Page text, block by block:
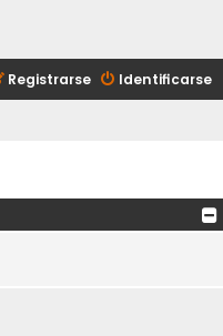
Identificarse
Registrarse